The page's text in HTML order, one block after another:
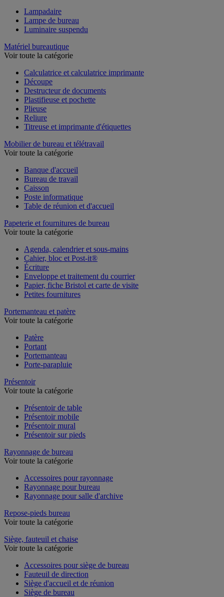
Lampadaire
Lampe de bureau
Luminaire suspendu
Matériel bureautique
Voir toute la catégorie
Calculatrice et calculatrice imprimante
Découpe
Destructeur de documents
Plastifieuse et pochette
Plieuse
Reliure
Titreuse et imprimante d'étiquettes
Mobilier de bureau et télétravail
Voir toute la catégorie
Banque d'accueil
Bureau de travail
Caisson
Poste informatique
Table de réunion et d'accueil
Papeterie et fournitures de bureau
Voir toute la catégorie
Agenda, calendrier et sous-mains
Cahier, bloc et Post-it®
Écriture
Enveloppe et traitement du courrier
Papier, fiche Bristol et carte de visite
Petites fournitures
Portemanteau et patère
Voir toute la catégorie
Patère
Portant
Portemanteau
Porte-parapluie
Présentoir
Voir toute la catégorie
Présentoir de table
Présentoir mobile
Présentoir mural
Présentoir sur pieds
Rayonnage de bureau
Voir toute la catégorie
Accessoires pour rayonnage
Rayonnage pour bureau
Rayonnage pour salle d'archive
Repose-pieds bureau
Voir toute la catégorie
Siège, fauteuil et chaise
Voir toute la catégorie
Accessoires pour siège de bureau
Fauteuil de direction
Siège d'accueil et de réunion
Siège de bureau